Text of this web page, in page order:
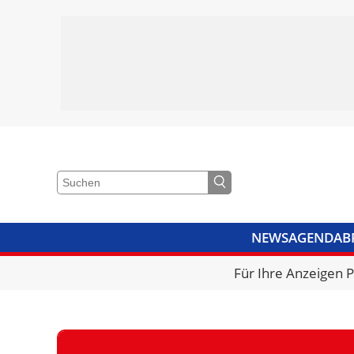
NEWSAGENDA
VIDEOSBIBLIOTHEK
Für Ihre Anzeigen